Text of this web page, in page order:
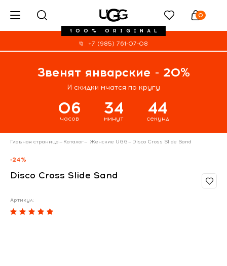
100% ORIGINAL
0
+7 (985) 761-07-08
Звенят январские - 20%
И скидки мчатся по кругу
06
часов
34
минут
44
секунд
Главная страница— Каталог— Женские UGG— Disco Cross Slide Sand
-24%
Disco Cross Slide Sand
Артикул: